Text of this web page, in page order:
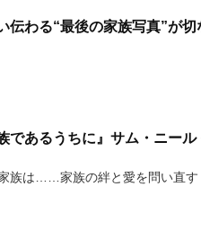
わる“最後の家族写真”が切
であるうちに』サム・ニール
族は……家族の絆と愛を問い直す